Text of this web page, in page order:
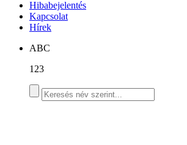
Hibabejelentés
Kapcsolat
Hírek
ABC
123